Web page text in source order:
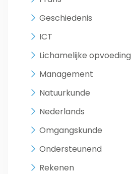
Geschiedenis
ICT
Lichamelijke opvoeding
Management
Natuurkunde
Nederlands
Omgangskunde
Ondersteunend
Rekenen